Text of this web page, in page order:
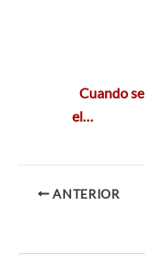
Cuando
el…
ANTERIOR